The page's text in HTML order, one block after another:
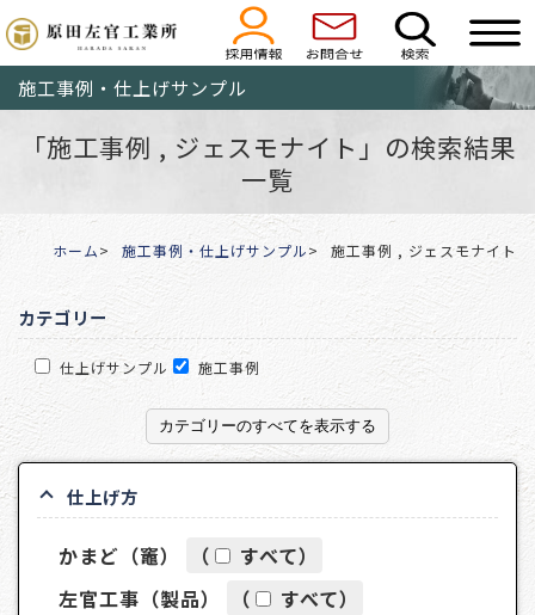
施工事例・仕上げサンプル
「施工事例 , ジェスモナイト」の検索結果
一覧
ホーム 施工事例・仕上げサンプル 施工事例 , ジェスモナイト
カテゴリー
仕上げサンプル 施工事例
カテゴリーのすべてを表示する
仕上げ方
かまど（竈） （ すべて）
左官工事（製品）
（ すべて）